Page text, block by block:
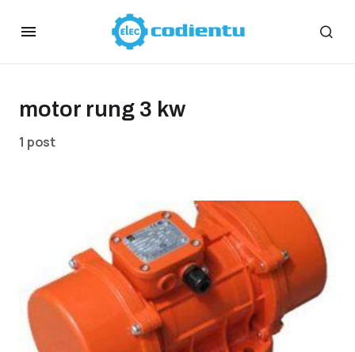
motor rung 3 kw
1 post